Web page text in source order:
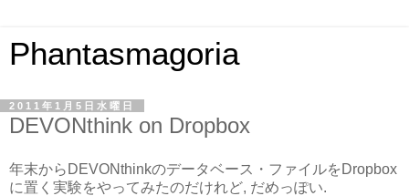
Phantasmagoria
2011年1月5日水曜日
DEVONthink on Dropbox
年末からDEVONthinkのデータベース・ファイルをDropbox
に置く実験をやってみたのだけれど, だめっぽい.